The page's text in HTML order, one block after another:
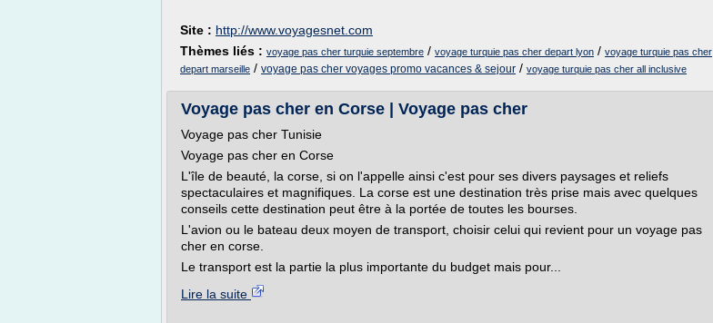
Site : http://www.voyagesnet.com
Thèmes liés : voyage pas cher turquie septembre / voyage turquie pas cher depart lyon / voyage turquie pas cher
depart marseille / voyage pas cher voyages promo vacances & sejour / voyage turquie pas cher all inclusive
Voyage pas cher en Corse | Voyage pas cher
Voyage pas cher Tunisie
Voyage pas cher en Corse
L'île de beauté, la corse, si on l'appelle ainsi c'est pour ses divers paysages et reliefs
spectaculaires et magnifiques. La corse est une destination très prise mais avec quelques
conseils cette destination peut être à la portée de toutes les bourses.
L'avion ou le bateau deux moyen de transport, choisir celui qui revient pour un voyage pas
cher en corse.
Le transport est la partie la plus importante du budget mais pour...
Lire la suite